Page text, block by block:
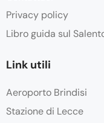
Privacy policy
Libro guida sul
Link utili
Aeroporto Brindisi
Stazione di Lecce